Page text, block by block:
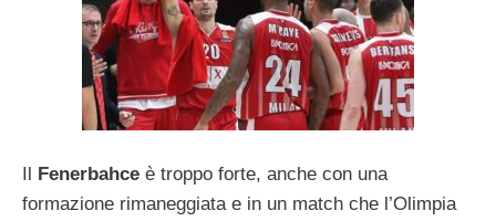
Il Fenerbahce è troppo forte, anche con una
formazione rimaneggiata e in un match che l’Olimpia